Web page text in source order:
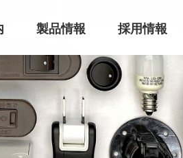
製品情報 採用情報